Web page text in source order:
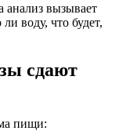
анализ вызывает
воду, что будет,
сдают
пищи: